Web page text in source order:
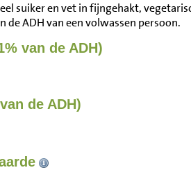
suiker en vet in fijngehakt,
de ADH van een volwassen persoon.
van de ADH)
de ADH)